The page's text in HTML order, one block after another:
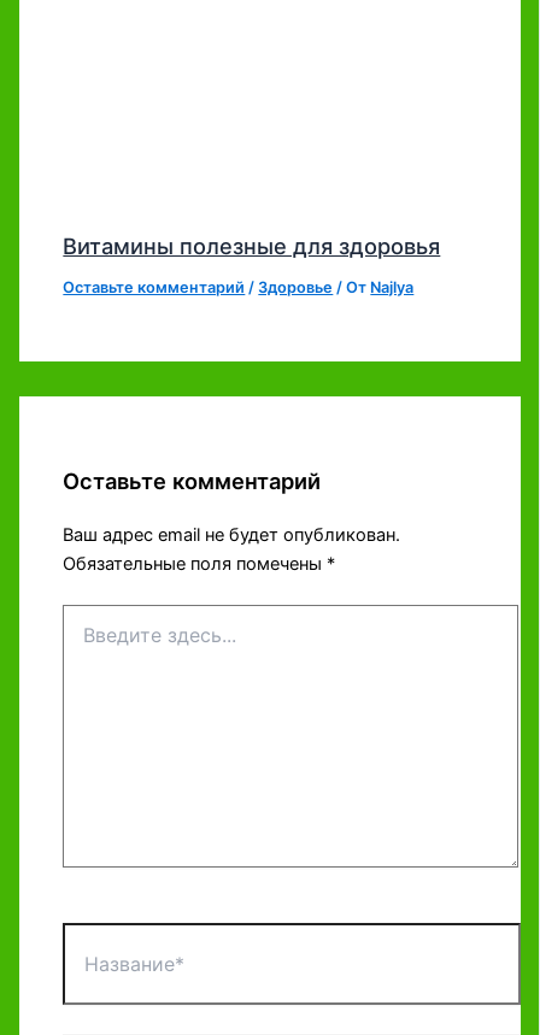
Витамины полезные для здоровья
Оставьте комментарий /Здоровье / От Najlya
Оставьте комментарий
Ваш адрес email не будет опубликован.
Обязательные поля помечены *
здесь...